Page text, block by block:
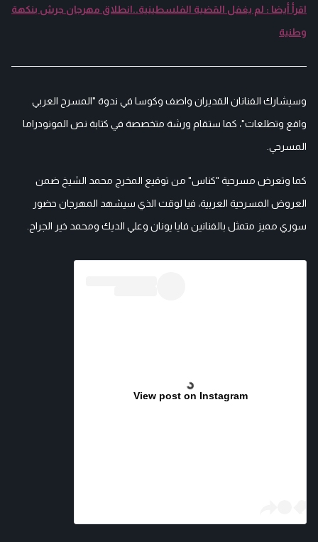
اقرأ أيضا : لم يغفل القضية الفلسطينية..انطلاق مهرجان جرش بنكهة
وطنية
وسيشارك الفنانان القديران واصف وكوسا في ندوة "المسرح العربي
واقع وتطلعات"، كما ستقام ورشة متخصصة في كتابة نص المونودراما
المسرحي.
كما وتعرض مسرحية "كناس" من توقيع المخرج محمد الشيخ ضمن
العروض المسرحية العربية، فيا لوقت الذي سيشهد المهرجان حضور
سوري مميز متمثل بالفنانين فايا يونان وعلي الديك ومحمد خير الجراح.
View post on Instagram